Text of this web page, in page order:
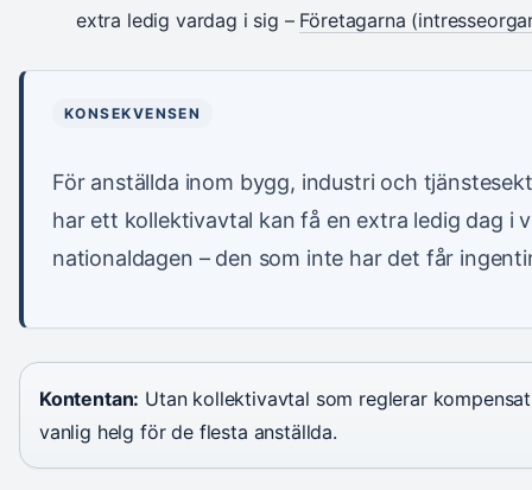
extra ledig vardag i sig – Företagarna
KONSEKVENSEN
För anställda inom bygg, industri och
har ett kollektivavtal kan få en extra ledig dag i
nationaldagen – den som inte har det får
Kontentan: Utan kollektivavtal som reglerar
vanlig helg för de flesta anställda.